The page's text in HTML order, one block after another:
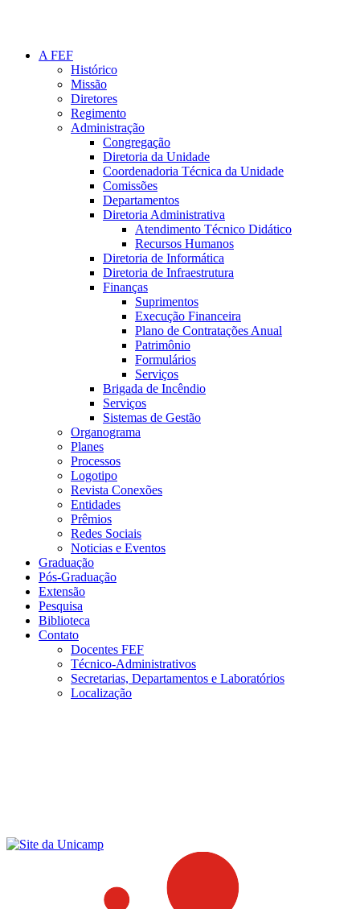
A FEF
Histórico
Missão
Diretores
Regimento
Administração
Congregação
Diretoria da Unidade
Coordenadoria Técnica da Unidade
Comissões
Departamentos
Diretoria Administrativa
Atendimento Técnico Didático
Recursos Humanos
Diretoria de Informática
Diretoria de Infraestrutura
Finanças
Suprimentos
Execução Financeira
Plano de Contratações Anual
Patrimônio
Formulários
Serviços
Brigada de Incêndio
Serviços
Sistemas de Gestão
Organograma
Planes
Processos
Logotipo
Revista Conexões
Entidades
Prêmios
Redes Sociais
Noticias e Eventos
Graduação
Pós-Graduação
Extensão
Pesquisa
Biblioteca
Contato
Docentes FEF
Técnico-Administrativos
Secretarias, Departamentos e Laboratórios
Localização